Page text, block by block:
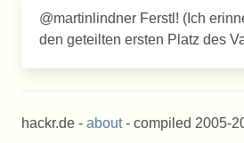
@martinlindner Ferstl! (Ich
den geteilten ersten Platz des
hackr.de - about- compiled 2005-